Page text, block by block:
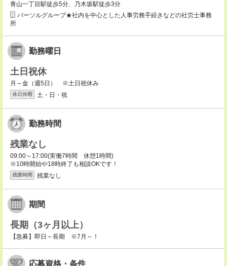
青山一丁目駅徒歩5分、乃木坂駅徒歩3分
パーソルグループ★社内を中心とした人事労務手続きなどの社労士事務
所
勤務曜日
土日祝休
月～金（週5日） ※土日祝休み
休日休暇 土・日・祝
勤務時間
残業なし
09:00～17:00(実働7時間 休憩1時間)
※10時開始や18時終了も相談OKです！
残業時間 残業なし
期間
長期（3ヶ月以上）
【急募】即日～長期 ※7月～！
応募資格・条件